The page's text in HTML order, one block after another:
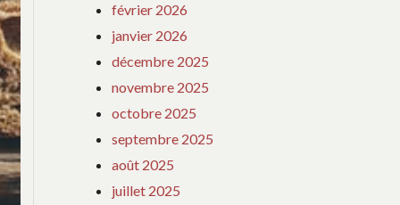
février 2026
janvier 2026
décembre 2025
novembre 2025
octobre 2025
septembre 2025
août 2025
juillet 2025